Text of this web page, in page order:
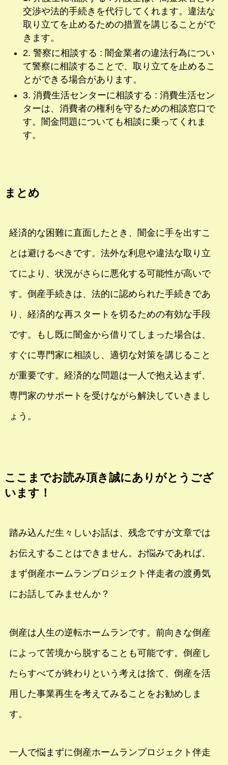
交渉や法的手続きを代行してくれます。違法な
取り立てを止めるための措置を講じることがで
きます。
2. 警察に相談する : 闇金業者の違法行為につい
て警察に相談することで、取り立てを止めるこ
とができる場合があります。
3. 消費生活センターに相談する : 消費生活セン
ターは、消費者の権利を守るための相談窓口で
す。闇金問題についても相談に乗ってくれま
す。
まとめ
経済的な困難に直面したとき、闇金に手を出すこ
とは避けるべきです。法外な利息や違法な取り立
てにより、状況がさらに悪化する可能性が高いで
す。倒産手続きは、法的に認められた手続きであ
り、経済的な再スタートを切るための有効な手段
です。もし既に闇金から借りてしまった場合は、
すぐに専門家に相談し、適切な対策を講じること
が重要です。経済的な問題は一人で抱え込まず、
専門家のサポートを受けながら解決していきまし
ょう。
ここまでお読み頂き誠にありがとうござ
います！
踏み込んだ生々しいお話は、残念ですが文章では
お伝えすることはできません。お悩みであれば、
まず倒産ホームランプロジェクト伴走者の渡勇気
にお話してみませんか？
倒産は人生の逆転ホームランです。前向きな倒産
によって苦境から脱することも可能です。倒産し
たらすべてが終わりという考えは捨て、倒産を活
用した事業再生を考えてみることをお勧めしま
す。
一人で悩まずに倒産ホームランプロジェクト伴走